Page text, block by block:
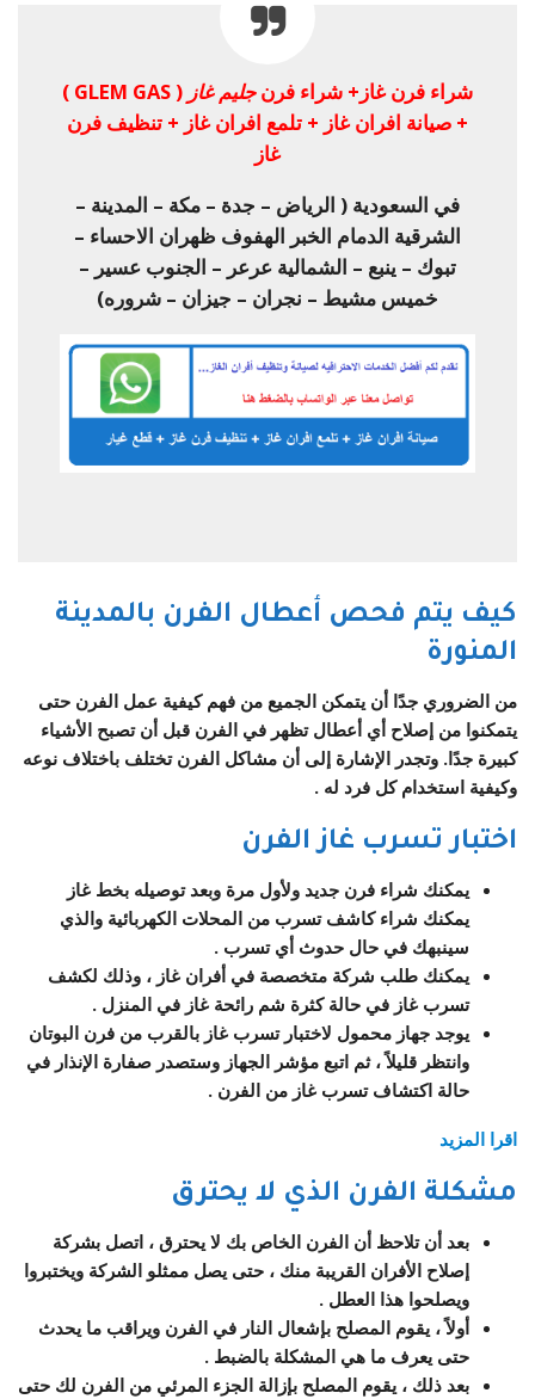
شراء فرن غاز+ شراء فرنجليم غاز
( GLEM GAS )
+ صيانة افران غاز + تلمع افران غاز + تنظيف فرن
غاز
في السعودية ( الرياض – جدة – مكة – المدينة –
الشرقية الدمام الخبر الهفوف ظهران الاحساء –
تبوك – ينبع – الشمالية عرعر – الجنوب عسير –
خميس مشيط – نجران – جيزان – شروره)
كيف يتم فحص أعطال الفرن بالمدينة
المنورة
من الضروري جدًا أن يتمكن الجميع من فهم كيفية عمل الفرن حتى
يتمكنوا من إصلاح أي أعطال تظهر في الفرن قبل أن تصبح الأشياء
كبيرة جدًا. وتجدر الإشارة إلى أن مشاكل الفرن تختلف باختلاف نوعه
وكيفية استخدام كل فرد له .
اختبار تسرب غاز الفرن
يمكنك شراء فرن جديد ولأول مرة وبعد توصيله بخط غاز
يمكنك شراء كاشف تسرب من المحلات الكهربائية والذي
سينبهك في حال حدوث أي تسرب .
يمكنك طلب شركة متخصصة في أفران غاز ، وذلك لكشف
تسرب غاز في حالة كثرة شم رائحة غاز في المنزل .
يوجد جهاز محمول لاختبار تسرب غاز بالقرب من فرن البوتان
وانتظر قليلاً ، ثم اتبع مؤشر الجهاز وستصدر صفارة الإنذار في
حالة اكتشاف تسرب غاز من الفرن .
اقرا المزيد
مشكلة الفرن الذي لا يحترق
بعد أن تلاحظ أن الفرن الخاص بك لا يحترق ، اتصل بشركة
إصلاح الأفران القريبة منك ، حتى يصل ممثلو الشركة ويختبروا
ويصلحوا هذا العطل .
أولاً ، يقوم المصلح بإشعال النار في الفرن ويراقب ما يحدث
حتى يعرف ما هي المشكلة بالضبط .
بعد ذلك ، يقوم المصلح بإزالة الجزء المرئي من الفرن لك حتى